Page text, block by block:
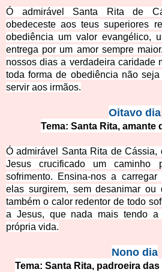
Ó admirável Santa Rita de
obedeceste aos teus superiores
obediência um valor evangélico,
entrega por um amor sempre
nossos dias a verdadeira caridade
toda forma de obediência não
servir aos irmãos.
Oitavo dia
Tema: Santa Rita, amante
Ó admirável Santa Rita de Cássia,
Jesus crucificado um caminho
sofrimento. Ensina-nos a
elas surgirem, sem desanimar ou
também o calor redentor de todo
a Jesus, que nada mais tendo a
própria vida.
Nono dia
Tema: Santa Rita, padroeira